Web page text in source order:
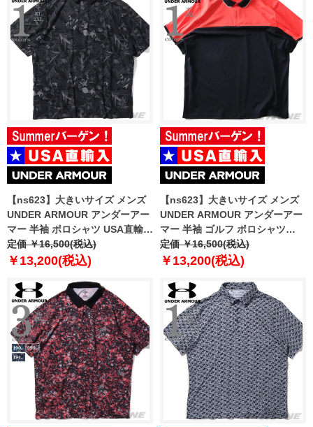
【ns623】大きいサイズ メンズ
UNDER ARMOUR アンダーアー
マー 半袖 ポロシャツ USA直輸入
um0971
定価 ￥16,500(税込)
￥13,200(税込)
【ns623】大きいサイズ メンズ
UNDER ARMOUR アンダーアー
マー 半袖 ゴルフ ポロシャツ
USA直輸入 um0974
定価 ￥16,500(税込)
￥13,200(税込)